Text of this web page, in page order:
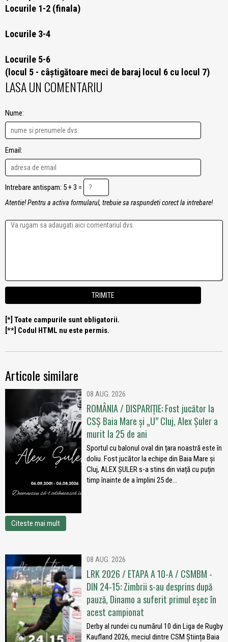
Locurile 1-2 (finala)
Locurile 3-4
Locurile 5-6
(locul 5 - câștigătoare meci de baraj locul 6 cu locul 7)
LASA UN COMENTARIU
Nume:
Email:
Intrebare antispam: 5 + 3 =
Atentie! Pentru a activa formularul, trebuie sa raspundeti corect la intrebare!
[*] Toate campurile sunt obligatorii.
[**] Codul HTML nu este permis.
Articole similare
08 AUG. 2026
ROMÂNIA / DISPARIȚIE: Fost jucător la
CSȘ Baia Mare și „U” Cluj, Alex Șuler a
murit la 25 de ani
Sportul cu balonul oval din țara noastră este în
doliu. Fost jucător la echipe din Baia Mare și
Cluj, ALEX ȘULER s-a stins din viață cu puțin
timp înainte de a împlini 25 de...
Citeste mai mult
08 AUG. 2026
LRK 2026 / ETAPA A 10-A / CSMBM -
DIN 24-15: Zimbrii s-au desprins după
pauză, Dinamo a suferit primul eșec în
acest campionat
Derby al rundei cu numărul 10 din Liga de Rugby
Kaufland 2026, meciul dintre CSM Știința Baia